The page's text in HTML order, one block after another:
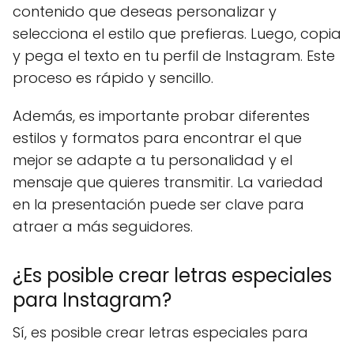
contenido que deseas personalizar y
selecciona el estilo que prefieras. Luego, copia
y pega el texto en tu perfil de Instagram. Este
proceso es rápido y sencillo.
Además, es importante probar diferentes
estilos y formatos para encontrar el que
mejor se adapte a tu personalidad y el
mensaje que quieres transmitir. La variedad
en la presentación puede ser clave para
atraer a más seguidores.
¿Es posible crear letras especiales
para Instagram?
Sí, es posible crear letras especiales para